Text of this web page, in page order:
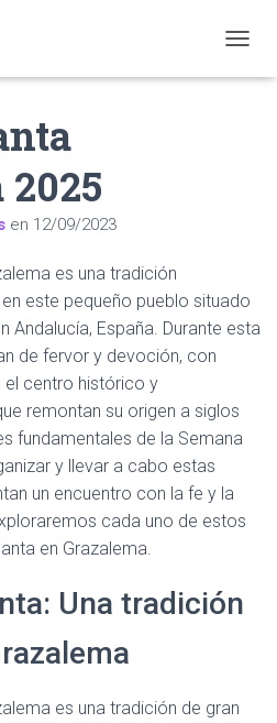
en 12/09/2023
es una tradición
este pequeño pueblo situado
Andalucía, España. Durante esta
de fervor y devoción, con
centro histórico y
remontan su origen a siglos
fundamentales de la Semana
y llevar a cabo estas
un encuentro con la fe y la
cada uno de estos
en Grazalema.
Una tradición
es una tradición de gran